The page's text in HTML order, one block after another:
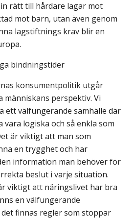
rätt till hårdare lagar mot
mot barn, utan även genom
lagstiftnings krav blir en
bindningstider
konsumentpolitik utgår
människans perspektiv. Vi
ett välfungerande samhälle där
vara logiska och så enkla som
är viktigt att man som
en trygghet och har
information man behöver för
beslut i varje situation.
viktigt att näringslivet har bra
en välfungerande
finnas regler som stoppar